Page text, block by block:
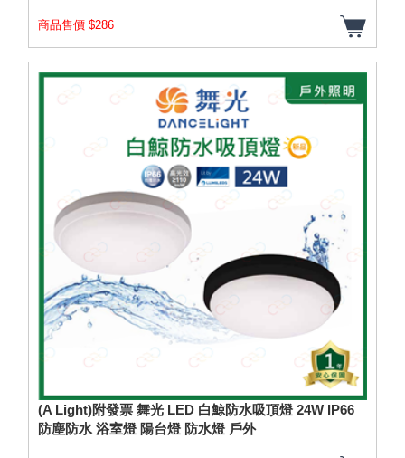
商品售價 $286
(A Light)附發票 舞光 LED 白鯨防水吸頂燈 24W IP66
防塵防水 浴室燈 陽台燈 防水燈 戶外